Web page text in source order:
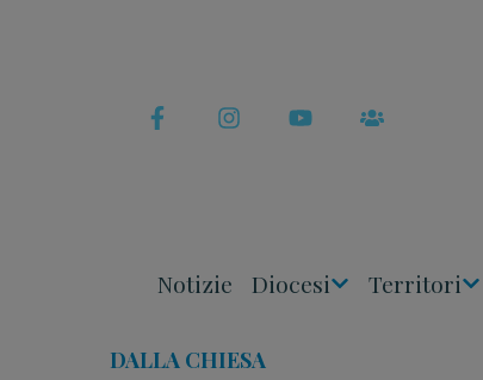
Notizie Diocesi Territori
DALLA CHIESA